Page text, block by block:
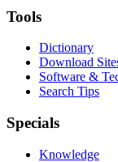
Tools
Dictionary
Download
Software &
Search Tips
Specials
Knowledge